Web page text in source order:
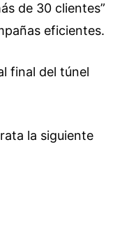
de 30 clientes”
eficientes.
final del túnel
la siguiente